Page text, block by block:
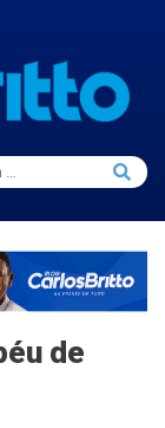
Search
de